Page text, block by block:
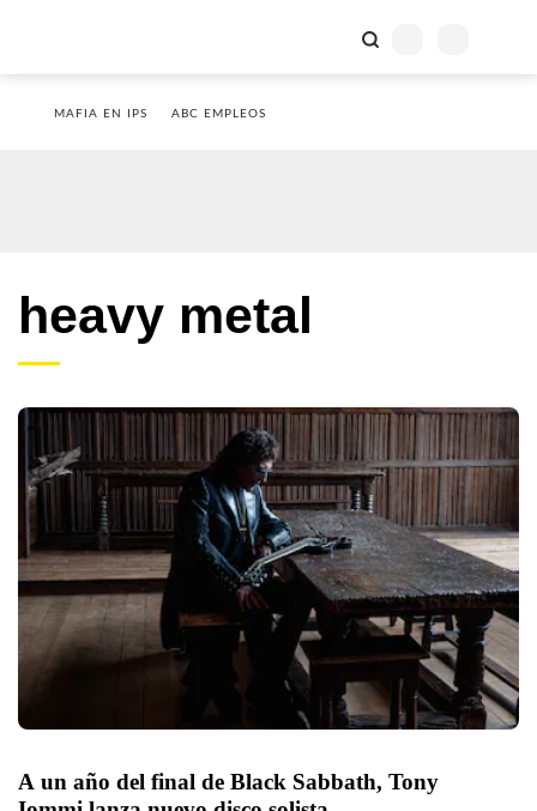
MAFIA EN IPS ABC EMPLEOS
heavy metal
A un año del final de Black Sabbath, Tony